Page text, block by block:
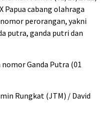
Papua cabang olahraga
perorangan, yakni
putra, ganda putri dan
Ganda Putra (01
Rungkat (JTM) / David